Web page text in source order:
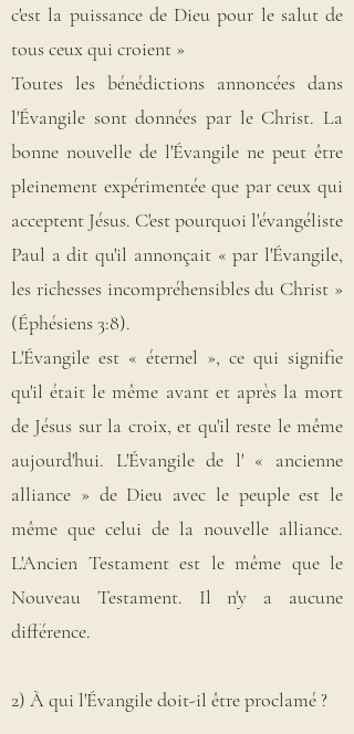
c'est la puissance de Dieu pour le salut de
tous ceux qui croient »
Toutes les bénédictions annoncées dans
l'Évangile sont données par le Christ. La
bonne nouvelle de l'Évangile ne peut être
pleinement expérimentée que par ceux qui
acceptent Jésus. C'est pourquoi l'évangéliste
Paul a dit qu'il annonçait « par l'Évangile,
les richesses incompréhensibles du Christ »
(Éphésiens 3:8).
L'Évangile est « éternel », ce qui signifie
qu'il était le même avant et après la mort
de Jésus sur la croix, et qu'il reste le même
aujourd'hui. L'Évangile de l' « ancienne
alliance » de Dieu avec le peuple est le
même que celui de la nouvelle alliance.
L'Ancien Testament est le même que le
Nouveau Testament. Il n'y a aucune
différence.
2) À qui l'Évangile doit-il être proclamé ?